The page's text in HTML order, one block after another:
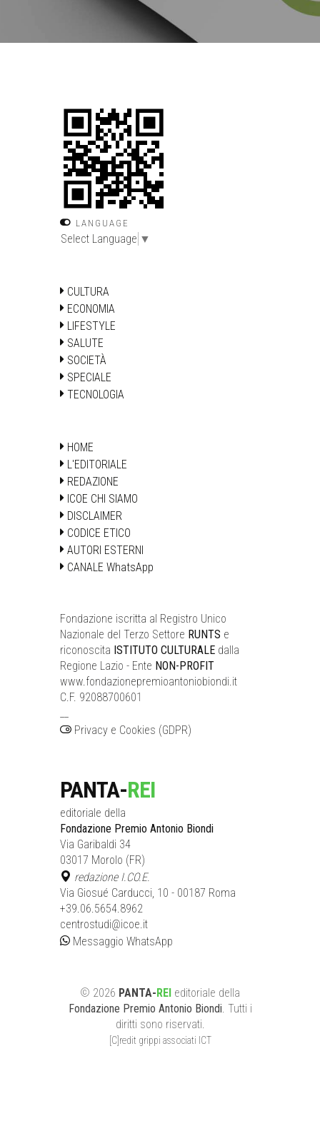
LANGUAGE
Select Language ▼
CULTURA
ECONOMIA
LIFESTYLE
SALUTE
SOCIETÀ
SPECIALE
TECNOLOGIA
HOME
L'EDITORIALE
REDAZIONE
ICOE CHI SIAMO
DISCLAIMER
CODICE ETICO
AUTORI ESTERNI
CANALE WhatsApp
Fondazione iscritta al Registro Unico
Nazionale del Terzo Settore RUNTS e
riconoscita ISTITUTO CULTURALE dalla
Regione Lazio - Ente NON-PROFIT
www.fondazionepremioantoniobiondi.it
C.F. 92088700601
Privacy e Cookies (GDPR)
PANTA-REI
editoriale della
Fondazione Premio Antonio Biondi
Via Garibaldi 34
03017 Morolo (FR)
redazione I.CO.E.
Via Giosué Carducci, 10 - 00187 Roma
+39.06.5654.8962
centrostudi@icoe.it
Messaggio WhatsApp
© 2026 PANTA-REI editoriale della
Fondazione Premio Antonio Biondi . Tutti i
diritti sono riservati.
[C]redit grippi associati ICT